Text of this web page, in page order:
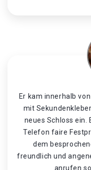
Er kam innerhalb
mit
neues Schloss ein.
Telefon faire
dem
freundlich und
anrufen